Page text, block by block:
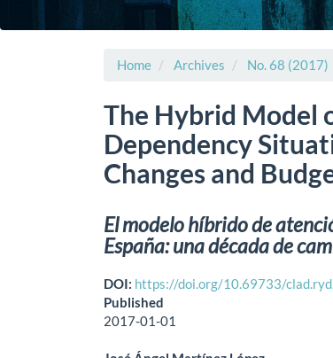
Home Archives No. 68 (2017)
The Hybrid Model
Dependency
Changes and
El modelo híbrido de
España: una década de
DOI: https://doi.org/10.69733/
Published
2017-01-01